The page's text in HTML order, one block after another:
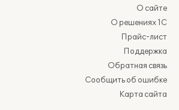
О сайте
О решениях 1С
Прайс-лист
Поддержка
Обратная связь
Сообщить об ошибке
Карта сайта